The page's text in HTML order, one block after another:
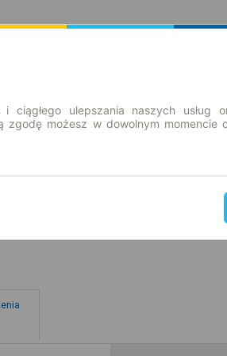
ulepszania naszych usług
zgodę możesz w dowolnym momencie